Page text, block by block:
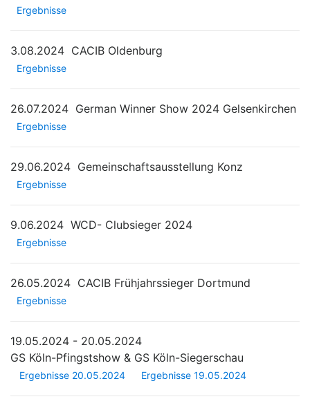
Ergebnisse
3.08.2024 CACIB Oldenburg
Ergebnisse
26.07.2024 German Winner Show 2024 Gelsenkirchen
Ergebnisse
29.06.2024 Gemeinschaftsausstellung Konz
Ergebnisse
9.06.2024 WCD- Clubsieger 2024
Ergebnisse
26.05.2024 CACIB Frühjahrssieger Dortmund
Ergebnisse
19.05.2024 - 20.05.2024
GS Köln-Pfingstshow & GS Köln-Siegerschau
Ergebnisse 20.05.2024 Ergebnisse 19.05.2024